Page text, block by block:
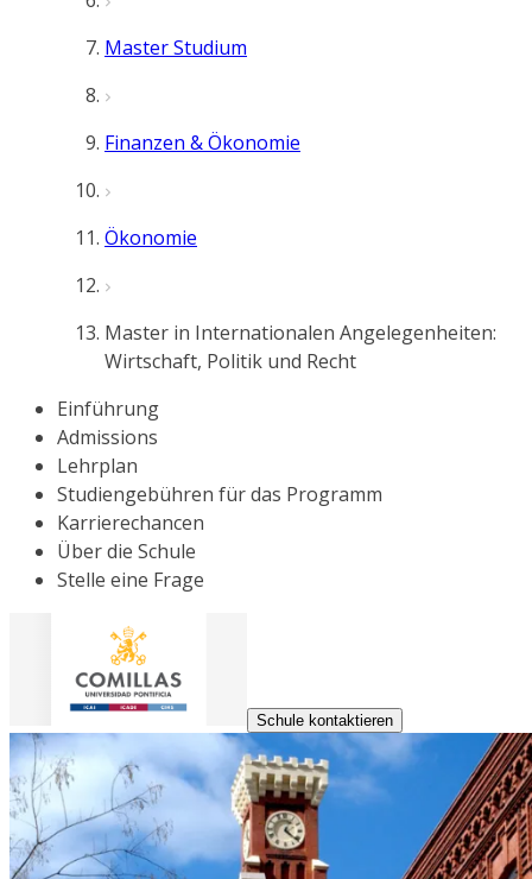
Master Studium
Finanzen & Ökonomie
Ökonomie
Master in Internationalen Angelegenheiten:
Wirtschaft, Politik und Recht
Einführung
Admissions
Lehrplan
Studiengebühren für das Programm
Karrierechancen
Über die Schule
Stelle eine Frage
Schule kontaktieren